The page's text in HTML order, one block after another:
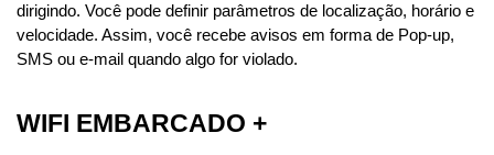
dirigindo. Você pode definir parâmetros de localização, horário e
velocidade. Assim, você recebe avisos em forma de Pop-up,
SMS ou e-mail quando algo for violado.
WIFI EMBARCADO +